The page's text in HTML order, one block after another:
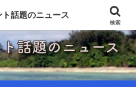
話題のニュース
検索